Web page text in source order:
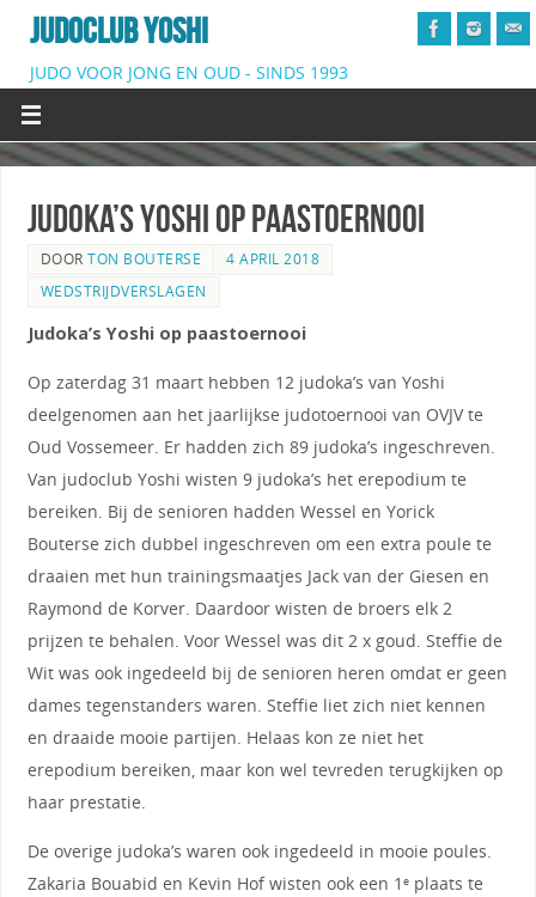
JUDOCLUB YOSHI
JUDO VOOR JONG EN OUD - SINDS 1993
Judoka’s Yoshi op paastoernooi
DOORTON BOUTERSE
4 APRIL 2018
WEDSTRIJDVERSLAGEN
Judoka’s Yoshi op paastoernooi
Op zaterdag 31 maart hebben 12 judoka’s van Yoshi
deelgenomen aan het jaarlijkse judotoernooi van OVJV te
Oud Vossemeer. Er hadden zich 89 judoka’s ingeschreven.
Van judoclub Yoshi wisten 9 judoka’s het erepodium te
bereiken. Bij de senioren hadden Wessel en Yorick
Bouterse zich dubbel ingeschreven om een extra poule te
draaien met hun trainingsmaatjes Jack van der Giesen en
Raymond de Korver. Daardoor wisten de broers elk 2
prijzen te behalen. Voor Wessel was dit 2 x goud. Steffie de
Wit was ook ingedeeld bij de senioren heren omdat er geen
dames tegenstanders waren. Steffie liet zich niet kennen
en draaide mooie partijen. Helaas kon ze niet het
erepodium bereiken, maar kon wel tevreden terugkijken op
haar prestatie.
De overige judoka’s waren ook ingedeeld in mooie poules.
Zakaria Bouabid en Kevin Hof wisten ook een 1 eplaats te